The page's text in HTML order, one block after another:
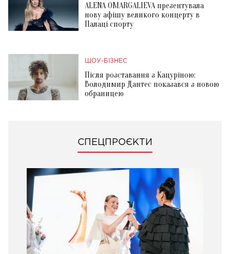
ALENA OMARGALIEVA презентувала
нову афішу великого концерту в
Палаці спорту
ШОУ-БІЗНЕС
Після розставання з Кацуріною:
Володимир Дантес показався з новою
обраницею
СПЕЦПРОЄКТИ